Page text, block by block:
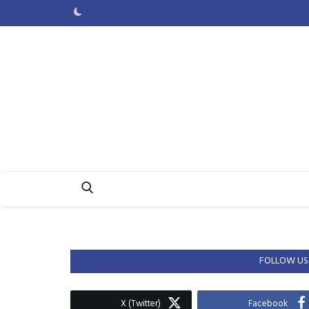
FOLLOW US
Facebook
X (Twitter)